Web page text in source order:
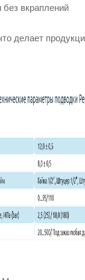
вкраплений
делает